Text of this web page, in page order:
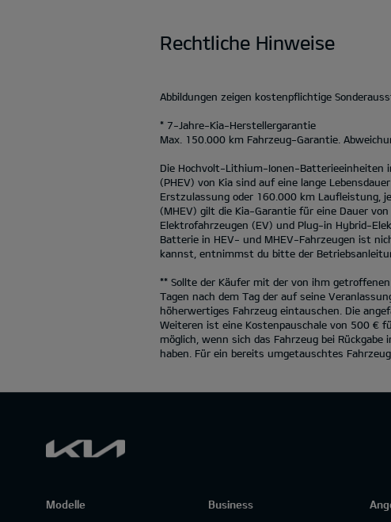
Rechtliche Hinweise
Abbildungen zeigen kostenpflichtige
* 7-Jahre-Kia-Herstellergarantie
Max. 150.000 km Fahrzeug-Garantie.
Die Hochvolt-Lithium-Ionen-Batterieeinheiten
(PHEV) von Kia sind auf eine lange
Erstzulassung oder 160.000 km Laufleistung,
(MHEV) gilt die Kia-Garantie für eine Dauer
Elektrofahrzeugen (EV) und Plug-in Hybrid-
Batterie in HEV- und MHEV-Fahrzeugen ist
kannst, entnimmst du bitte der
** Sollte der Käufer mit der von ihm
Tagen nach dem Tag der auf seine
höherwertiges Fahrzeug eintauschen. Die
Weiteren ist eine Kostenpauschale von 500 €
möglich, wenn sich das Fahrzeug bei
haben. Für ein bereits umgetauschtes
Modelle Business